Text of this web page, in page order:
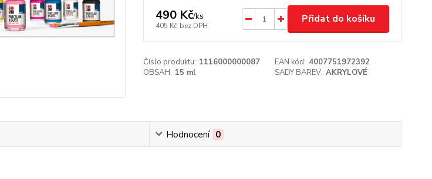
490 Kč/ks
405 Kč bez DPH
Přidat do košíku
Číslo produktu: 1116000000087 EAN kód: 4007751972392
OBSAH: 15 ml SADY BAREV: AKRYLOVÉ
Hodnocení 0